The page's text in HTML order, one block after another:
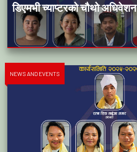
डिएमभी च्याप्टरको चौथो अधिवेशन
NEWS AND EVENTS